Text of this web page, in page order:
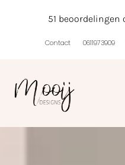
51 beoordelingen
Contact 0611973909